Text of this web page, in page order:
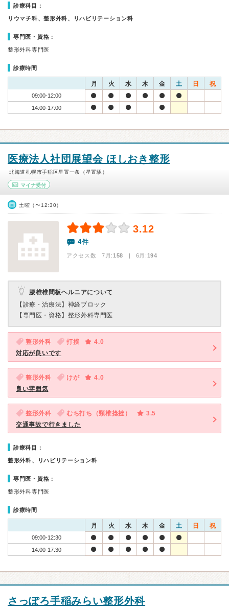
診療科目：
リウマチ科、整形外科、リハビリテーション科
専門医・資格：
整形外科専門医
診療時間
月 火 水 木 金 土 日 祝
09:00-12:00
14:00-17:00
医療法人社団展望会 ほしおき整形
北海道札幌市手稲区星置一条（星置駅）
マイナ受付
土曜（〜12:30）
3.12
4件
アクセス数 7月:158 | 6月:194
腰椎椎間板ヘルニアについて
【診療・治療法】 神経ブロック
【専門医・資格】 整形外科専門医
整形外科 打撲
4.0
対応が良いです
整形外科 けが
4.0
良い雰囲気
整形外科 むち打ち（頸椎捻挫）
3.5
交通事故で行きました
診療科目：
整形外科、リハビリテーション科
専門医・資格：
整形外科専門医
診療時間
月 火 水 木 金 土 日 祝
09:00-12:30
14:00-17:30
さっぽろ手稲みらい整形外科